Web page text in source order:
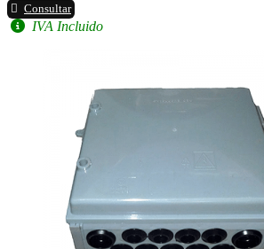
Consultar
IVA Incluido